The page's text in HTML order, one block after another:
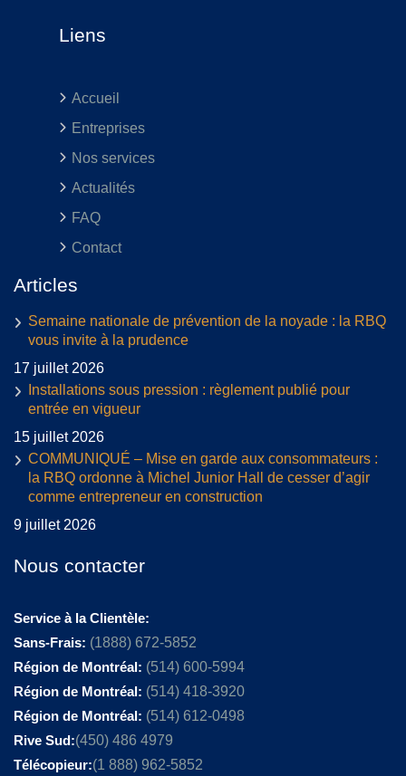
Liens
Accueil
Entreprises
Nos services
Actualités
FAQ
Contact
Articles
Semaine nationale de prévention de la noyade : la RBQ
vous invite à la prudence
17 juillet 2026
Installations sous pression : règlement publié pour
entrée en vigueur
15 juillet 2026
COMMUNIQUÉ – Mise en garde aux consommateurs :
la RBQ ordonne à Michel Junior Hall de cesser d’agir
comme entrepreneur en construction
9 juillet 2026
Nous contacter
Service à la Clientèle:
Sans-Frais: (1888) 672-5852
Région de Montréal: (514) 600-5994
Région de Montréal: (514) 418-3920
Région de Montréal: (514) 612-0498
Rive Sud:(450) 486 4979
Télécopieur:(1 888) 962-5852